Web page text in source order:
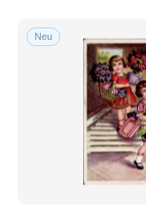
Neu